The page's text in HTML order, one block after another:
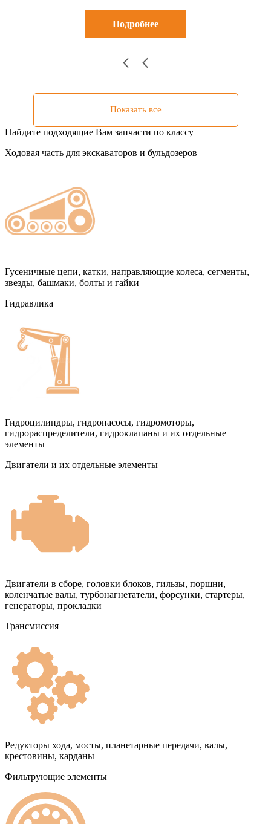
Подробнее
Показать все
Найдите подходящие Вам запчасти по классу
Ходовая часть для экскаваторов и бульдозеров
Гусеничные цепи, катки, направляющие колеса, сегменты,
звезды, башмаки, болты и гайки
Гидравлика
Гидроцилиндры, гидронасосы, гидромоторы,
гидрораспределители, гидроклапаны и их отдельные
элементы
Двигатели и их отдельные элементы
Двигатели в сборе, головки блоков, гильзы, поршни,
коленчатые валы, турбонагнетатели, форсунки, стартеры,
генераторы, прокладки
Трансмиссия
Редукторы хода, мосты, планетарные передачи, валы,
крестовины, карданы
Фильтрующие элементы